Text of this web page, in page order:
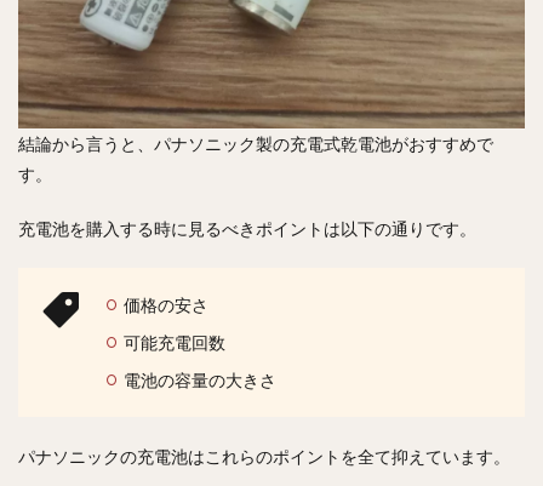
結論から言うと、パナソニック製の充電式乾電池がおすすめで
す。
充電池を購入する時に見るべきポイントは以下の通りです。
価格の安さ
可能充電回数
電池の容量の大きさ
パナソニックの充電池はこれらのポイントを全て抑えています。